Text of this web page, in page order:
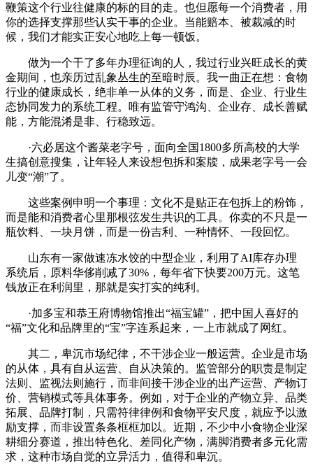
鞭策这个行业往健康的标的目的走。也但愿每一个消费者，用
你的选择支撑那些认实干事的企业。当能赔本、被裁减的时
候，我们才能实正安心地吃上每一顿饭。
做为一个干了多年办理征询的人，我过行业兴旺成长的黄
金期间，也亲历过乱象丛生的至暗时辰。我一曲正在想：食物
行业的健康成长，绝非单一从体的义务，而是、企业、行业生
态协同发力的系统工程。唯有监管守鸿沟、企业存、成长善赋
能，方能混淆是非、行稳致远。
·六必居这个酱菜老字号，面向全国1800多所高校的大学
生搞创意搜集，让年轻人来设想包拆和案牍，成果老字号一会
儿变“潮”了。
这些案例申明一个事理：文化不是贴正在包拆上的粉饰，
而是能和消费者心里那根弦发生共识的工具。你卖的不只是一
瓶饮料、一块月饼，而是一份吉利、一种情怀、一段回忆。
山东有一家做速冻水饺的中型企业，利用了AI库存办理
系统后，原料华侈削减了30%，每年省下快要200万元。这笔
钱放正在利润里，那就是实打实的纯利。
·加多宝和恭王府博物馆推出“福宝罐”，把中国人喜好的
“福”文化和品牌里的“宝”字连系起来，一上市就成了网红。
其二，卑沉市场纪律，不干涉企业一般运营。企业是市场
的从体，具有自从运营、自从决策的。监管部分的职责是制定
法则、监视法则施行，而非间接干涉企业的出产运营、产物订
价、营销模式等具体事务。例如，对于企业的产物立异、品类
拓展、品牌打制，只需符律律例和食物平安尺度，就应予以激
励支撑，而非设置条条框框加以。近期，不少中小食物企业深
耕细分赛道，推出特色化、差同化产物，满脚消费者多元化需
求，这种市场自觉的立异活力，值得和卑沉。